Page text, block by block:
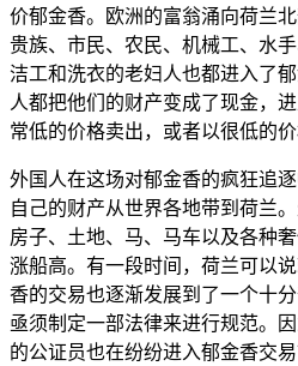
价郁金香。欧洲的富翁涌向荷兰
贵族、市民、农民、机械工、水
洁工和洗衣的老妇人也都进入了
人都把他们的财产变成了现金，
常低的价格卖出，或者以很低的价
外国人在这场对郁金香的疯狂追
自己的财产从世界各地带到荷兰
房子、土地、马、马车以及各种
涨船高。有一段时间，荷兰可以
香的交易也逐渐发展到了一个十
亟须制定一部法律来进行规范。
的公证员也在纷纷进入郁金香交